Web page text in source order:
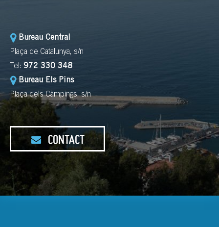
Bureau Central
Plaça de Catalunya, s/n
Tel: 972 330 348
Bureau Els Pins
Plaça dels Càmpings, s/n
CONTACT